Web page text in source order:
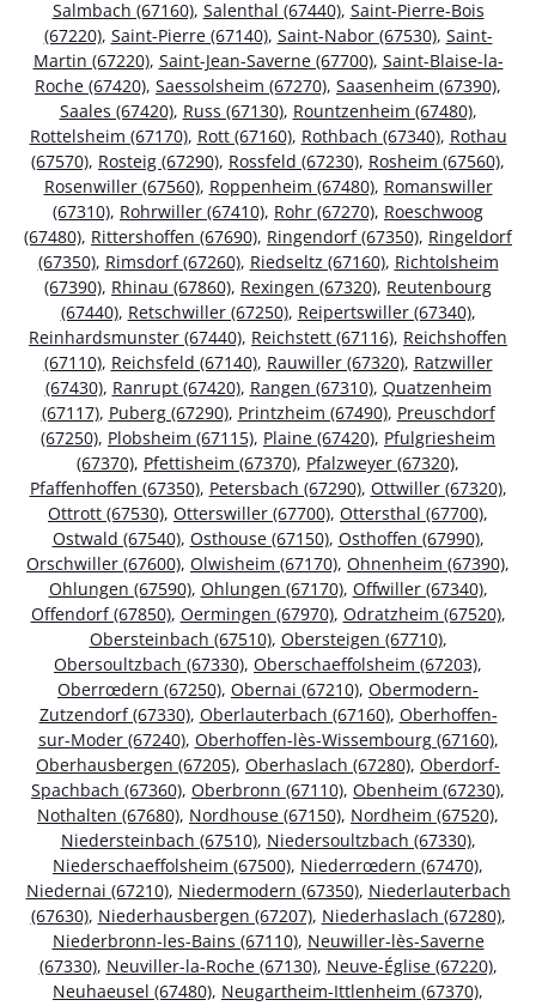
Salmbach (67160), Salenthal (67440), Saint-Pierre-Bois
(67220), Saint-Pierre (67140), Saint-Nabor (67530), Saint-
Martin (67220), Saint-Jean-Saverne (67700), Saint-Blaise-la-
Roche (67420), Saessolsheim (67270), Saasenheim (67390),
Saales (67420), Russ (67130), Rountzenheim (67480),
Rottelsheim (67170), Rott (67160), Rothbach (67340), Rothau
(67570), Rosteig (67290), Rossfeld (67230), Rosheim (67560),
Rosenwiller (67560), Roppenheim (67480), Romanswiller
(67310), Rohrwiller (67410), Rohr (67270), Roeschwoog
(67480), Rittershoffen (67690), Ringendorf (67350), Ringeldorf
(67350), Rimsdorf (67260), Riedseltz (67160), Richtolsheim
(67390), Rhinau (67860), Rexingen (67320), Reutenbourg
(67440), Retschwiller (67250), Reipertswiller (67340),
Reinhardsmunster (67440), Reichstett (67116), Reichshoffen
(67110), Reichsfeld (67140), Rauwiller (67320), Ratzwiller
(67430), Ranrupt (67420), Rangen (67310), Quatzenheim
(67117), Puberg (67290), Printzheim (67490), Preuschdorf
(67250), Plobsheim (67115), Plaine (67420), Pfulgriesheim
(67370), Pfettisheim (67370), Pfalzweyer (67320),
Pfaffenhoffen (67350), Petersbach (67290), Ottwiller (67320),
Ottrott (67530), Otterswiller (67700), Ottersthal (67700),
Ostwald (67540), Osthouse (67150), Osthoffen (67990),
Orschwiller (67600), Olwisheim (67170), Ohnenheim (67390),
Ohlungen (67590), Ohlungen (67170), Offwiller (67340),
Offendorf (67850), Oermingen (67970), Odratzheim (67520),
Obersteinbach (67510), Obersteigen (67710),
Obersoultzbach (67330), Oberschaeffolsheim (67203),
Oberrœdern (67250), Obernai (67210), Obermodern-
Zutzendorf (67330), Oberlauterbach (67160), Oberhoffen-
sur-Moder (67240), Oberhoffen-lès-Wissembourg (67160),
Oberhausbergen (67205), Oberhaslach (67280), Oberdorf-
Spachbach (67360), Oberbronn (67110), Obenheim (67230),
Nothalten (67680), Nordhouse (67150), Nordheim (67520),
Niedersteinbach (67510), Niedersoultzbach (67330),
Niederschaeffolsheim (67500), Niederrœdern (67470),
Niedernai (67210), Niedermodern (67350), Niederlauterbach
(67630), Niederhausbergen (67207), Niederhaslach (67280),
Niederbronn-les-Bains (67110), Neuwiller-lès-Saverne
(67330), Neuviller-la-Roche (67130), Neuve-Église (67220),
Neuhaeusel (67480), Neugartheim-Ittlenheim (67370),